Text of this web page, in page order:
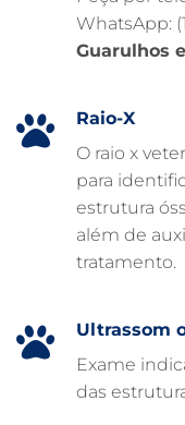
FARMÁCIA
EMERGÊNCIA
EMERGÊNCIA PARA
CUIDADOS
CLÍNICA VETERINÁRIA
CLÍNICA VETERINÁRIA
WhatsApp:
Guarulhos
Raio-X
O raio x
para
estrutura
além de
tratamento.
Ultrassom
Exame
das